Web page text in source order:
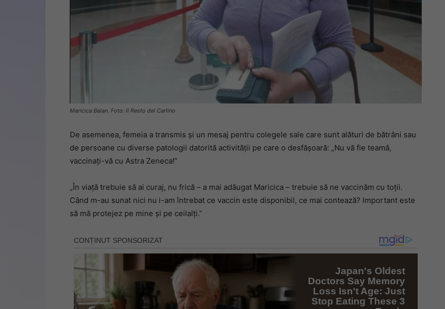
Maricica Balan. Foto: Il Resto del Carlino
De asemenea, femeia a transmis și un mesaj pentru colegele sale care sunt alături de bătrâni sau
de persoane cu diverse patologii datorită activității pe care o desfășoară: „Nu vă fie teamă,
vaccinați-vă cu Astra Zeneca!”
„În viață trebuie să ai curaj, nu frică – a mai adăugat Maricica – trebuie să ne vaccinăm cu toții.
Când m-au sunat nici nu i-am întrebat ce vaccin este disponibil, ce mai contează? Important este
să mă protejez pe mine și pe ceilalți.”